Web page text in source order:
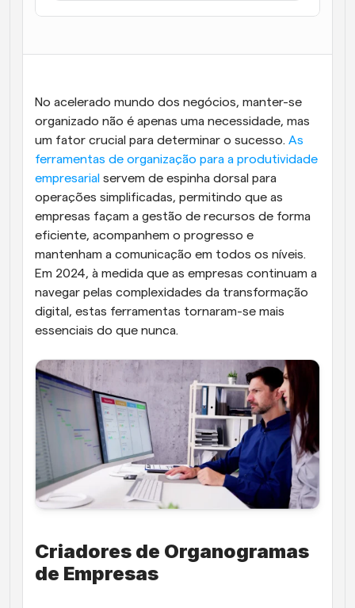
Agendamento potenciado com chamadas
impulsionadas por IA
atualizações
Reuniões Instantâneas
Reunião com clientes em minutos
Links de Grupo Dinâmico
Agende reuniões de forma fluida com várias pessoas
Webhooks
Receba notificações quando algo acontecer
No acelerado mundo dos negócios, manter-se
organizado não é apenas uma necessidade, mas
um fator crucial para determinar o sucesso. As
ferramentas de organização para a produtividade
empresarial servem de espinha dorsal para
operações simplificadas, permitindo que as
empresas façam a gestão de recursos de forma
eficiente, acompanhem o progresso e
mantenham a comunicação em todos os níveis.
Em 2024, à medida que as empresas continuam a
navegar pelas complexidades da transformação
digital, estas ferramentas tornaram-se mais
essenciais do que nunca.
Criadores de Organogramas
de Empresas